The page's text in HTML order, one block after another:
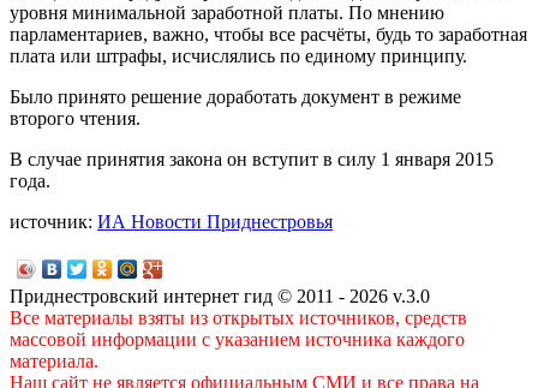
уровня минимальной заработной платы. По мнению
парламентариев, важно, чтобы все расчёты, будь то заработная
плата или штрафы, исчислялись по единому принципу.
Было принято решение доработать документ в режиме
второго чтения.
В случае принятия закона он вступит в силу 1 января 2015
года.
источник: ИА Новости Приднестровья
Приднестровский интернет гид © 2011 - 2026 v.3.0
Все материалы взяты из открытых источников, средств
массовой информации с указанием источника каждого
материала.
Наш сайт не является официальным СМИ и все права на